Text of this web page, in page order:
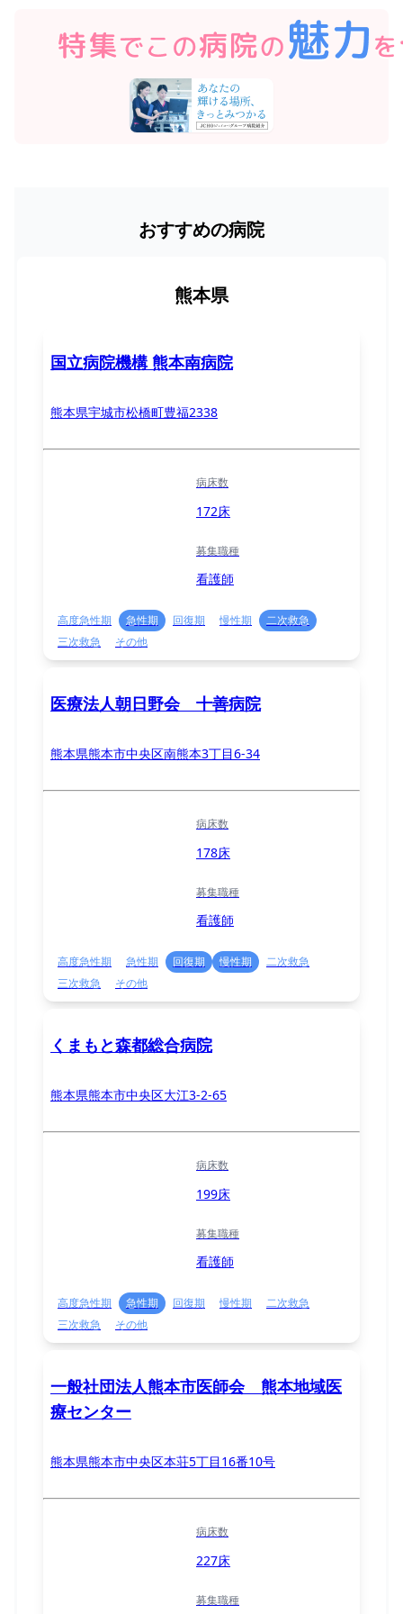
おすすめの病院
熊本県
国立病院機構 熊本南病院
熊本県宇城市松橋町豊福2338
病床数
172床
募集職種
看護師
高度急性期 急性期 回復期 慢性期
二次救急
三次救急
その他
医療法人朝日野会 十善病院
熊本県熊本市中央区南熊本3丁目6-34
病床数
178床
募集職種
看護師
高度急性期 急性期 回復期 慢性期
二次救急
三次救急
その他
くまもと森都総合病院
熊本県熊本市中央区大江3-2-65
病床数
199床
募集職種
看護師
高度急性期 急性期 回復期 慢性期
二次救急
三次救急
その他
一般社団法人熊本市医師会 熊本地域医
療センター
熊本県熊本市中央区本荘5丁目16番10号
病床数
227床
募集職種